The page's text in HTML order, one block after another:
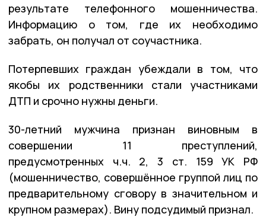
результате телефонного мошенничества.
Информацию о том, где их необходимо
забрать, он получал от соучастника.
Потерпевших граждан убеждали в том, что
якобы их родственники стали участниками
ДТП и срочно нужны деньги.
30-летний мужчина признан виновным в
совершении 11 преступлений,
предусмотренных ч.ч. 2, 3 ст. 159 УК РФ
(мошенничество, совершённое группой лиц по
предварительному сговору в значительном и
крупном размерах). Вину подсудимый признал.